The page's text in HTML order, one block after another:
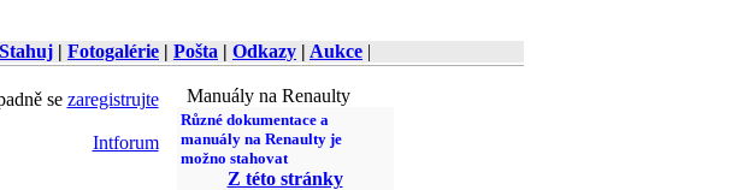
Stahuj | Fotogalérie | Pošta | Odkazy | Aukce |
se zaregistrujte
Intforum
Manuály na Renaulty
Různé dokumentace a
manuály na Renaulty je
možno stahovat
Z této stránky